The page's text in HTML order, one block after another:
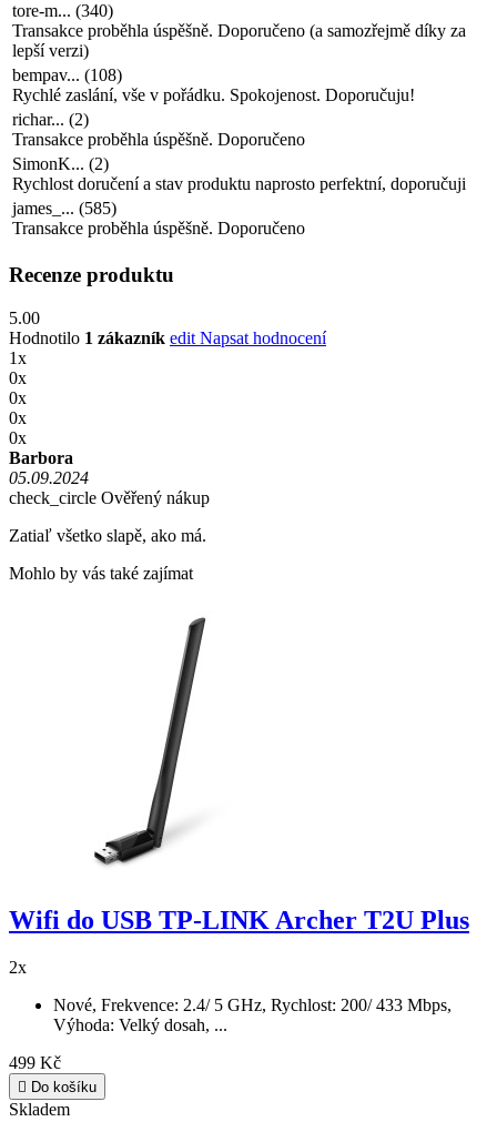
tore-m... (340)
Transakce proběhla úspěšně. Doporučeno (a samozřejmě díky za
lepší verzi)
bempav... (108)
Rychlé zaslání, vše v pořádku. Spokojenost. Doporučuju!
richar... (2)
Transakce proběhla úspěšně. Doporučeno
SimonK... (2)
Rychlost doručení a stav produktu naprosto perfektní, doporučuji
james_... (585)
Transakce proběhla úspěšně. Doporučeno
Recenze produktu
5.00
Hodnotilo 1 zákazník edit Napsat hodnocení
1x
0x
0x
0x
0x
Barbora
05.09.2024
check_circle Ověřený nákup
Zatiaľ všetko slapě, ako má.
Mohlo by vás také zajímat
Wifi do USB TP-LINK Archer T2U Plus
2x
Nové, Frekvence: 2.4/ 5 GHz, Rychlost: 200/ 433 Mbps,
Výhoda: Velký dosah, ...
499 Kč
 Do košíku
Skladem